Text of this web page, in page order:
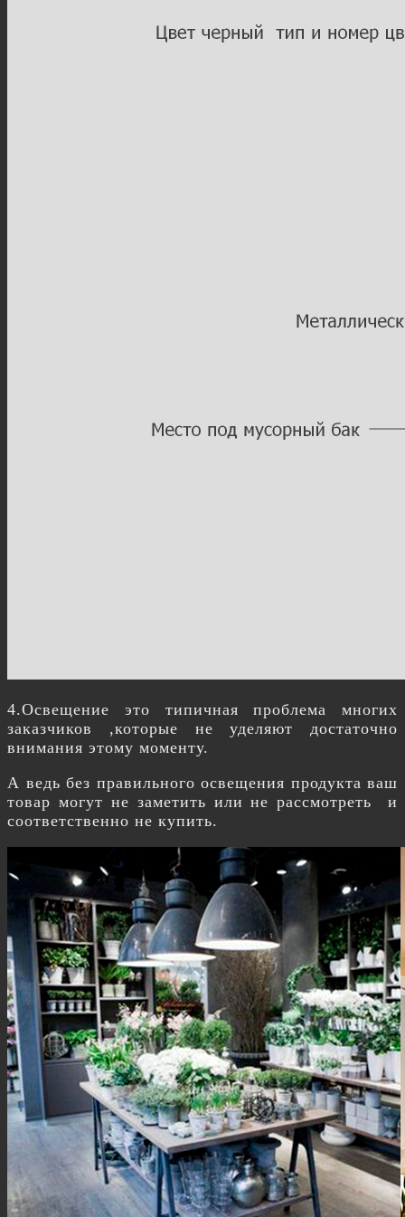
4.Освещение это типичная проблема многих
заказчиков ,которые не уделяют достаточно
внимания этому моменту.
А ведь без правильного освещения продукта ваш
товар могут не заметить или не рассмотреть и
соответственно не купить.